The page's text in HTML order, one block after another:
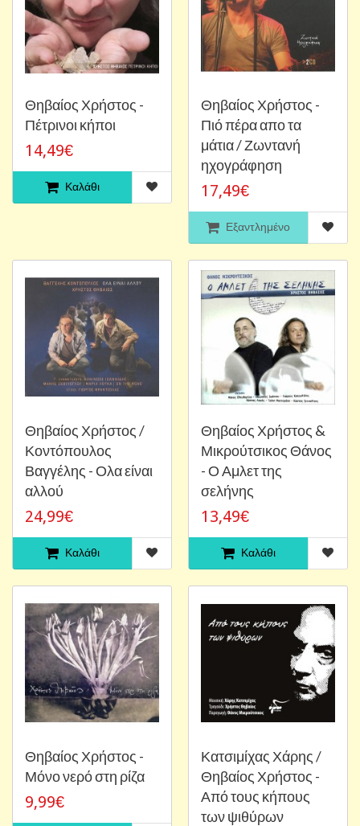
Θηβαίος Χρήστος -
Πέτρινοι κήποι
14,49€
Καλάθι
Θηβαίος Χρήστος -
Πιό πέρα απο τα
μάτια / Ζωντανή
ηχογράφηση
17,49€
Εξαντλημένο
Θηβαίος Χρήστος /
Κοντόπουλος
Βαγγέλης - Ολα είναι
αλλού
24,99€
Καλάθι
Θηβαίος Χρήστος &
Μικρούτσικος Θάνος
- Ο Αμλετ της
σελήνης
13,49€
Καλάθι
Θηβαίος Χρήστος -
Μόνο νερό στη ρίζα
9,99€
Κατσιμίχας Χάρης /
Θηβαίος Χρήστος -
Από τους κήπους
των ψιθύρων